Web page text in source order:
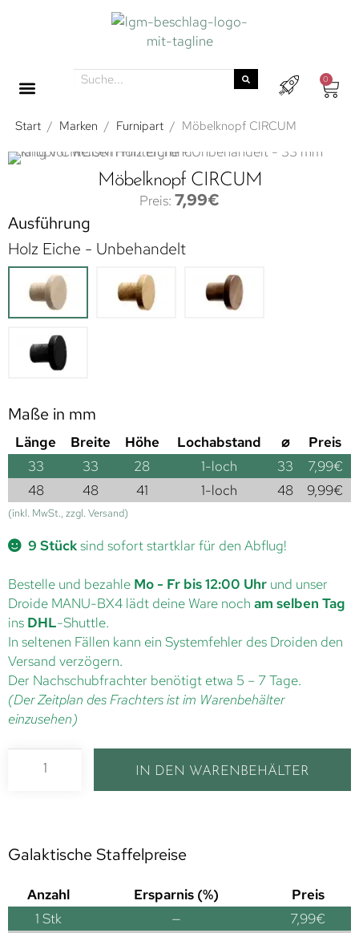
0
Start / Marken / Furnipart / Möbelknopf CIRCUM
Möbelknopf CIRCUM
7,99€
Ausführung
Holz Eiche - Unbehandelt
Maße in mm
Länge Breite Höhe Lochabstand ⌀
Preis
33
33 28 1-loch 33 7,99€
48
48 41 1-loch 48 9,99€
(inkl. MwSt., zzgl. Versand)
9 Stücksind sofort startklar für den Abflug!
Bestelle und bezahle Mo - Fr bis 12:00 Uhr und unser
Droide MANU-BX4 lädt deine Ware noch am selben Tag
ins DHL-Shuttle.
In seltenen Fällen kann ein Systemfehler des Droiden den
Versand verzögern.
Der Nachschubfrachter benötigt etwa 5 – 7 Tage.
(Der Zeitplan des Frachters ist im Warenbehälter
einzusehen)
IN DEN WARENBEHÄLTER
Galaktische Staffelpreise
Anzahl Ersparnis (%)
Preis
1 Stk — 7,99€